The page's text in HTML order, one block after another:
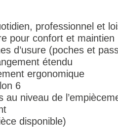
professionnel et
pour confort et maintien
d’usure (poches et
étendu
ergonomique
6
niveau de
disponible)